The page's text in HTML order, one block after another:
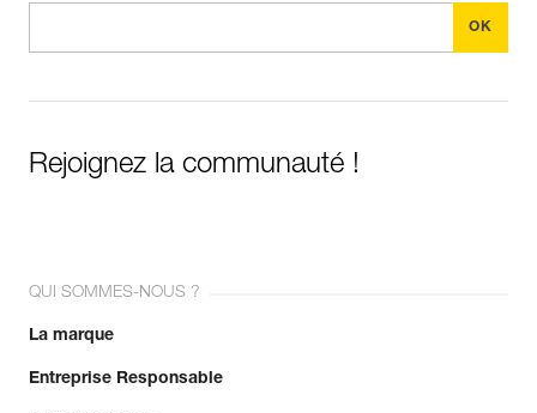
Rejoignez la communauté !
QUI SOMMES-NOUS ?
La marque
Entreprise Responsable